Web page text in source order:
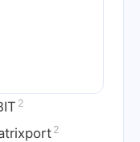
2
2